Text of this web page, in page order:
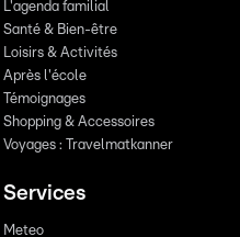
L'agenda familial
Santé & Bien-être
Loisirs & Activités
Après l'école
Témoignages
Shopping & Accessoires
Voyages : Travelmatkanner
Services
Meteo